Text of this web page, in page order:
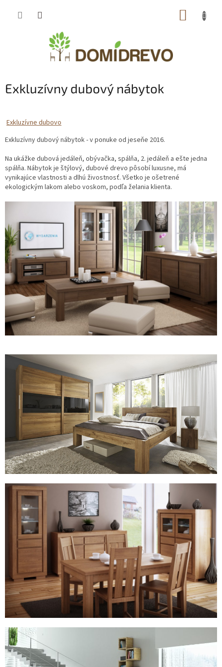
Exkluzívny dubový nábytok
Exkluzívne dubovo
Exkluzívny dubový nábytok - v ponuke od jeseňe 2016.
Na ukážke dubová jedáleň, obývačka, spálňa, 2. jedáleň a ešte jedna
spálňa. Nábytok je štýlový, dubové drevo pôsobí luxusne, má
vynikajúce vlastnosti a dlhú živostnosť. Všetko je ošetrené
ekologickým lakom alebo voskom, podľa želania klienta.